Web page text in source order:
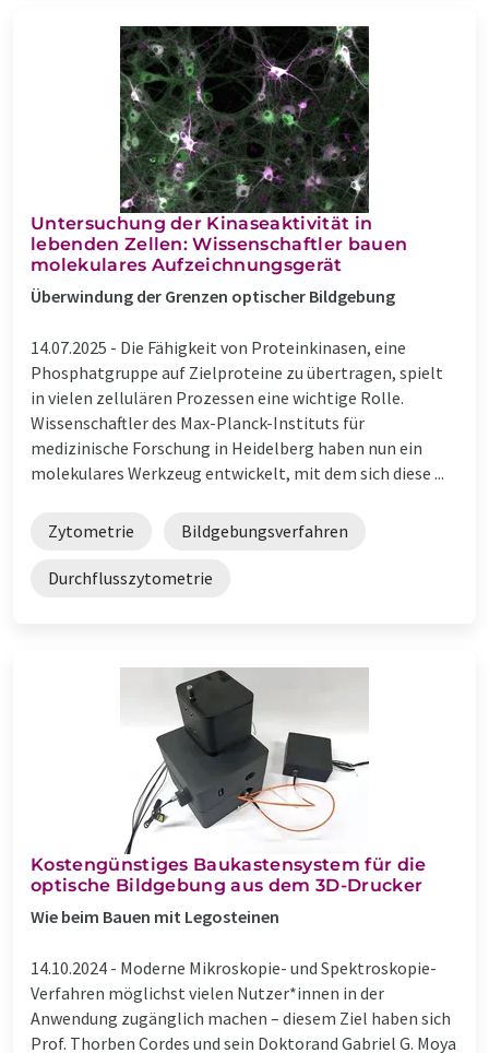
Untersuchung der Kinaseaktivität in
lebenden Zellen: Wissenschaftler bauen
molekulares Aufzeichnungsgerät
Überwindung der Grenzen optischer Bildgebung
14.07.2025 - Die Fähigkeit von Proteinkinasen, eine
Phosphatgruppe auf Zielproteine zu übertragen, spielt
in vielen zellulären Prozessen eine wichtige Rolle.
Wissenschaftler des Max-Planck-Instituts für
medizinische Forschung in Heidelberg haben nun ein
molekulares Werkzeug entwickelt, mit dem sich diese ...
Zytometrie Bildgebungsverfahren
Durchflusszytometrie
Kostengünstiges Baukastensystem für die
optische Bildgebung aus dem 3D-Drucker
Wie beim Bauen mit Legosteinen
14.10.2024 - Moderne Mikroskopie- und Spektroskopie-
Verfahren möglichst vielen Nutzer*innen in der
Anwendung zugänglich machen – diesem Ziel haben sich
Prof. Thorben Cordes und sein Doktorand Gabriel G. Moya